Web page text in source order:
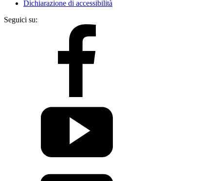
Dichiarazione di accessibilità
Seguici su: